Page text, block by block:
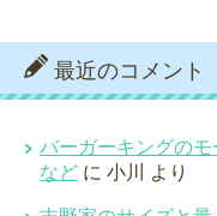
最近のコメント
バーガーキングの
など に 小川 より